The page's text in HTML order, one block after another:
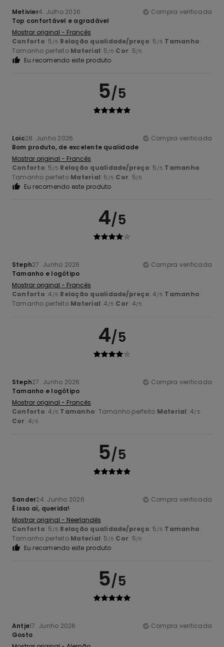
Metivier4. Julho 2026
Compra verificada
Top confortável e agradável
Mostrar original - Francês
Conforto: 5 /5 Relação qualidade/preço: 5 /5 Tamanho:
Tamanho perfeito Material: 5 /5 Cor: 5/5
Eu recomendo este produto
5/5
Loic28. Junho 2026
Compra verificada
Bom produto, de excelente qualidade
Mostrar original - Francês
Conforto: 5 /5 Relação qualidade/preço: 5 /5 Tamanho:
Tamanho perfeito Material: 5 /5 Cor: 5/5
Eu recomendo este produto
4/5
Steph27. Junho 2026
Compra verificada
Tamanho e logótipo
Mostrar original - Francês
Conforto: 4 /5 Relação qualidade/preço: 4 /5 Tamanho:
Tamanho perfeito Material: 4 /5 Cor: 4/5
4/5
Steph27. Junho 2026
Compra verificada
Tamanho e logótipo
Mostrar original - Francês
Conforto: 4 /5 Tamanho: Tamanho perfeito Material: 4/5
Cor: 4/5
5/5
Sander24. Junho 2026
Compra verificada
É isso aí, querida!
Mostrar original - Neerlandês
Conforto: 5 /5 Relação qualidade/preço: 5 /5 Tamanho:
Tamanho perfeito Material: 5 /5 Cor: 5/5
Eu recomendo este produto
5/5
Antje17. Junho 2026
Compra verificada
Gosto